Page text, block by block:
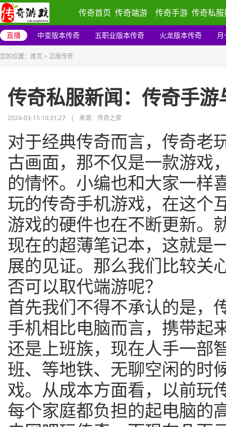
传奇首页 传奇端游 传奇手游 传奇私
直播 中变版本传奇 五职业版本传奇 火龙版本传奇 月
您的位置： 首页 > 正版传奇
传奇私服新闻：传奇手游
2024-03-15 10:31:27 | 来源：传奇之家
对于经典传奇而言，传奇老
古画面，那不仅是一款游戏
的情怀。小编也和大家一样
玩的传奇手机游戏，在这个
游戏的硬件也在不断更新。
现在的超薄笔记本，这就是
展的见证。那么我们比较关
否可以取代端游呢？
首先我们不得不承认的是，
手机相比电脑而言，携带起
还是上班族，现在人手一部
班、等地铁、无聊空闲的时
戏。从成本方面看，以前玩
每个家庭都负担的起电脑的